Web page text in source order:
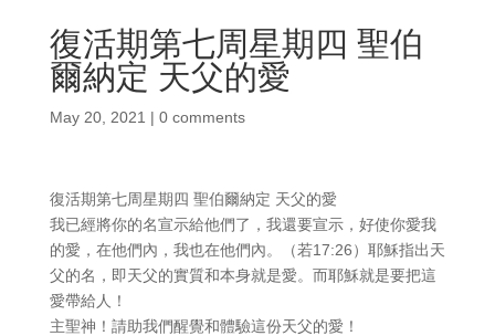
復活期第七周星期四 聖伯
爾納定 天父的愛
May 20, 2021 | 0 comments
復活期第七周星期四 聖伯爾納定 天父的愛
我已經將你的名宣示給他們了，我還要宣示，好使你愛我
的愛，在他們內，我也在他們內。（若17:26）耶穌指出天
父的名，即天父的實質和本身就是愛。而耶穌就是要把這
愛帶給人！
主聖神！請助我們醒覺和體驗這份天父的愛！